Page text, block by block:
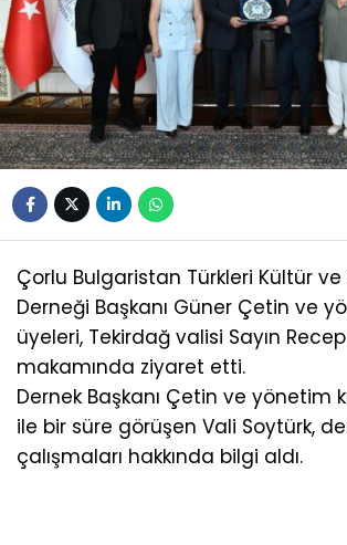
Çorlu Bulgaristan Türkleri Kültür ve
Derneği Başkanı Güner Çetin ve
üyeleri, Tekirdağ valisi Sayın
makamında ziyaret etti.
Dernek Başkanı Çetin ve yönetim
ile bir süre görüşen Vali Soytürk,
çalışmaları hakkında bilgi aldı.